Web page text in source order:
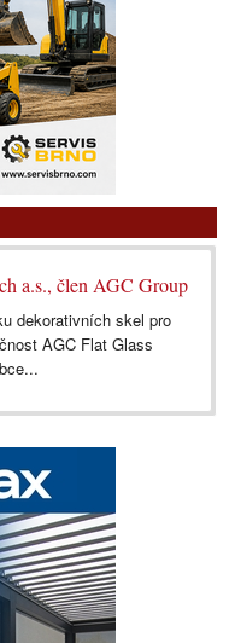
a.s., člen AGC Group
dekorativních skel pro
AGC Flat Glass